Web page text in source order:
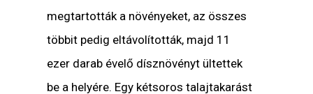
megtartották a növényeket, az összes
többit pedig eltávolították, majd 11
ezer darab évelő dísznövényt ültettek
be a helyére. Egy kétsoros talajtakarást